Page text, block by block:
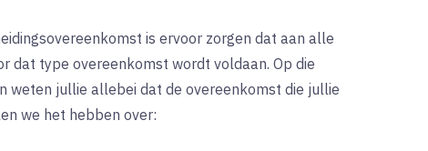
is ervoor zorgen dat aan alle
dat type overeenkomst wordt voldaan. Op die
weten jullie allebei dat de overeenkomst die jullie
we het hebben over: